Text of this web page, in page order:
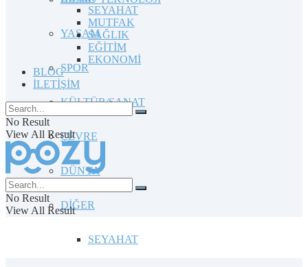
YAŞAM
SPOR
KÜLTÜR/SANAT
ÇEVRE
DÜNYA
DİĞER
SEYAHAT
SEYAHAT
MUTFAK
SAĞLIK
EĞİTİM
EKONOMİ
BLOG
İLETİŞİM
No Result
View All Result
No Result
View All Result